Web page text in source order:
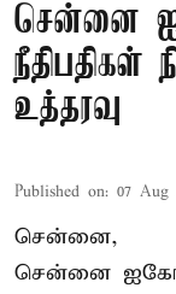
சென்னை
நீதிபதிகள்
உத்தரவு
Published on: 07 Aug
சென்னை,
சென்னை